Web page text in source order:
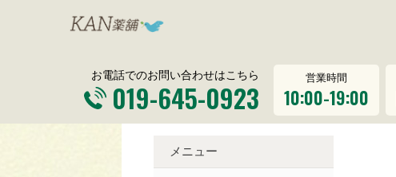
お電話でのお問い合わせはこちら
019-645-0923
営業時間
10:00-19:00
メニュー